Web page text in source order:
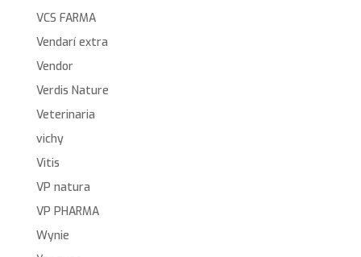
VCS FARMA
Vendarí extra
Vendor
Verdis Nature
Veterinaria
vichy
Vitis
VP natura
VP PHARMA
Wynie